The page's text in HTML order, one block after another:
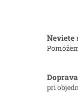
Neviete
pri